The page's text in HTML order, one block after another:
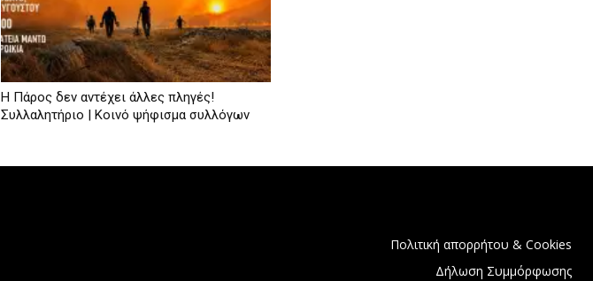
Η Πάρος δεν αντέχει άλλες πληγές!
Συλλαλητήριο | Κοινό ψήφισμα συλλόγων
Πολιτική απορρήτου & Cookies
Δήλωση Συμμόρφωσης